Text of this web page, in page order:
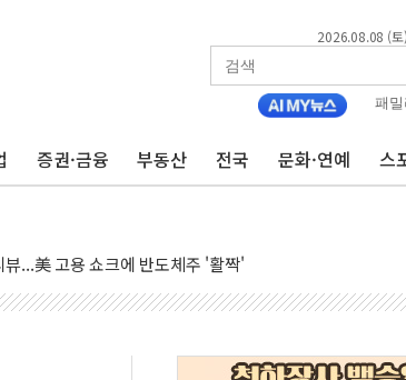
2026.08.08 (토)
패
증권·금융 부동산 전국 문화·연예 스
소에 9월 동결 전망 우세
위협정' 체결… 이스라엘·이란 위협에 맞설 자체 억지력
사 중단 명령…트럼프 제동
최근 1주일 이상 '올스톱'… 美 해상봉쇄 영향
...美 고용 쇼크에 반도체주 '활짝'
금리 인상 우려 후퇴…나스닥 선물 1%대 상승
위협정 체결